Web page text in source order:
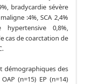
bradycardie sévère
:4%, SCA 2,4%
hypertensive 0,8%,
cas de coarctation de
démographiques des
(n=15) EP (n=14)